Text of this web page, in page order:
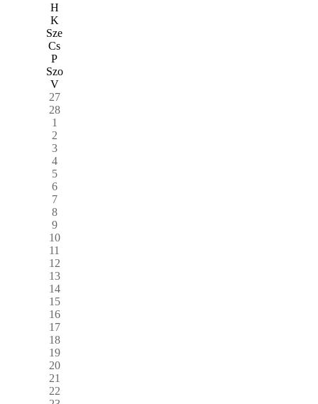
H
K
Sze
Cs
P
Szo
V
27
28
1
2
3
4
5
6
7
8
9
10
11
12
13
14
15
16
17
18
19
20
21
22